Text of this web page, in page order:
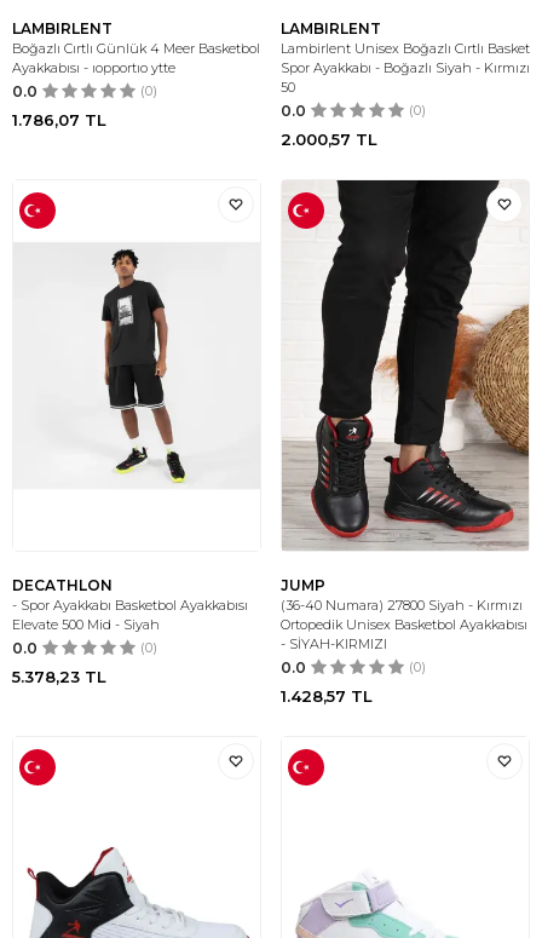
LAMBIRLENT
Boğazlı Cırtlı Günlük 4 Meer Basketbol
Ayakkabısı - ıopportıo ytte
0.0 (0)
1.786,07 TL
LAMBIRLENT
Lambirlent Unisex Boğazlı Cırtlı Basket
Spor Ayakkabı - Boğazlı Siyah - Kırmızı
50
0.0 (0)
2.000,57 TL
DECATHLON
- Spor Ayakkabı Basketbol Ayakkabısı
Elevate 500 Mid - Siyah
0.0 (0)
5.378,23 TL
JUMP
(36-40 Numara) 27800 Siyah - Kırmızı
Ortopedik Unisex Basketbol Ayakkabısı
- SİYAH-KIRMIZI
0.0 (0)
1.428,57 TL